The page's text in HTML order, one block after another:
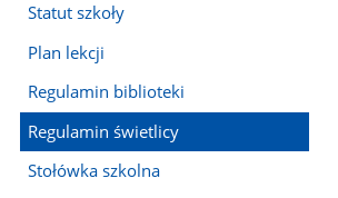
Statut szkoły
Plan lekcji
Regulamin biblioteki
Regulamin świetlicy
Stołówka szkolna